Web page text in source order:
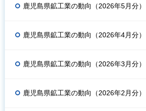
鹿児島県鉱工業の動向（2026年5月分）
鹿児島県鉱工業の動向（2026年4月分）
鹿児島県鉱工業の動向（2026年3月分）
鹿児島県鉱工業の動向（2026年2月分）